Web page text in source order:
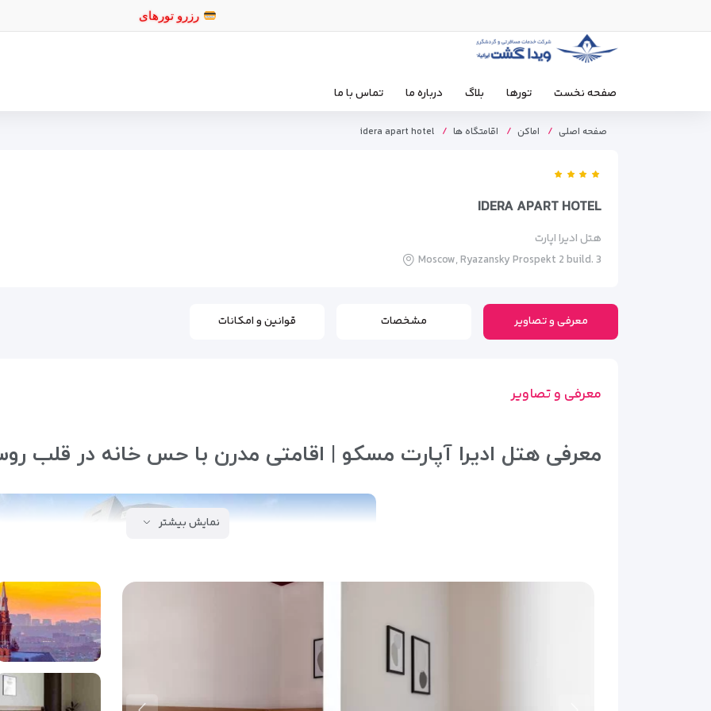
ر
صفحه نخست تورها بلاگ درباره ما تماس با ما
صفحه اصلی اماکن اقامتگاه ها idera apart hotel
IDERA APART HOTEL
هتل ادیرا اپارت
Moscow, Ryazansky Prospekt 2 build. 3
معرفی و تصاویر مشخصات قوانین و امکانات
معرفی و تصاویر
معرفی هتل ادیرا آپارت مسکو | اقامتی مدرن با حس خانه در قلب
نمایش بیشتر